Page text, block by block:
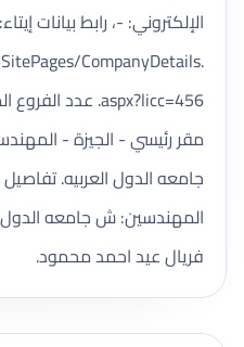
الإلكتروني: -، رابط بيانات إيتاء:
CompanyDetails.
مقر رئيسي - الجيزة -
جامعه الدول العربيه.
المهندسين: ش جامعه الدول
فريال عيد احمد محمود.